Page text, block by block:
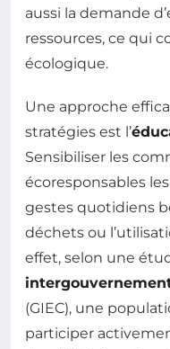
aussi la demande
ressources, ce qui
écologique.
Une approche
stratégies est l’
Sensibiliser les
écoresponsables
gestes quotidiens
déchets ou
effet, selon une
(GIEC), une
participer